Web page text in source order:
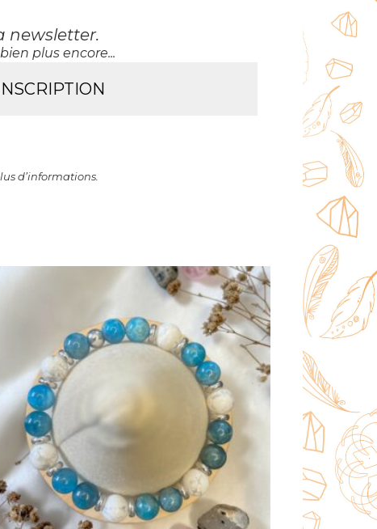
newsletter.
plus encore...
d’informations.